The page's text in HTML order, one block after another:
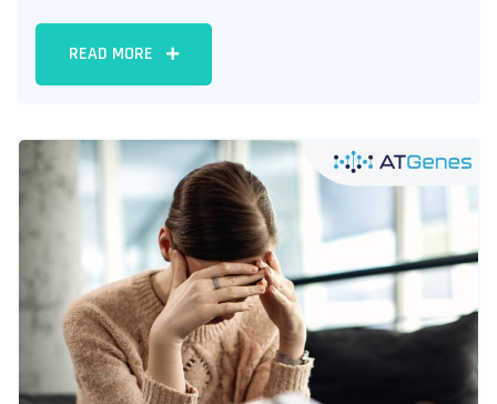
READ MORE